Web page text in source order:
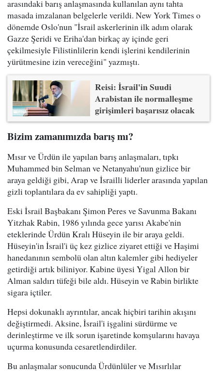
arasındaki barış anlaşmasında kullanılan aynı tahta
masada imzalanan belgelerle verildi. New York Times o
dönemde Oslo'nun "İsrail askerlerinin ilk adım olarak
Gazze Şeridi ve Eriha'dan birkaç ay içinde geri
çekilmesiyle Filistinlilerin kendi işlerini kendilerinin
yürütmesine izin vereceğini" yazmıştı.
Reisi: İsrail'in Suudi
Arabistan ile normalleşme
girişimleri başarısız olacak
Bizim zamanımızda barış mı?
Mısır ve Ürdün ile yapılan barış anlaşmaları, tıpkı
Muhammed bin Selman ve Netanyahu'nun gizlice bir
araya geldiği gibi, Arap ve İsrailli liderler arasında yapılan
gizli toplantılara da ev sahipliği yaptı.
Eski İsrail Başbakanı Şimon Peres ve Savunma Bakanı
Yitzhak Rabin, 1986 yılında gece yarısı Akabe'nin
eteklerinde Ürdün Kralı Hüseyin ile bir araya geldi.
Hüseyin'in İsrail'i üç kez gizlice ziyaret ettiği ve Haşimi
hanedanının sembolü olan altın kalemler gibi hediyeler
getirdiği artık biliniyor. Kabine üyesi Yigal Allon bir
Alman saldırı tüfeği bile aldı. Hüseyin ve Rabin birlikte
sigara içtiler.
Hepsi dokunaklı ayrıntılar, ancak hiçbiri tarihin akışını
değiştirmedi. Aksine, İsrail'i işgalini sürdürme ve
derinleştirme ve ilk sorun işaretinde komşularını havaya
uçurma konusunda cesaretlendirdiler.
Bu anlaşmalar sonucunda Ürdünlüler ve Mısırlılar